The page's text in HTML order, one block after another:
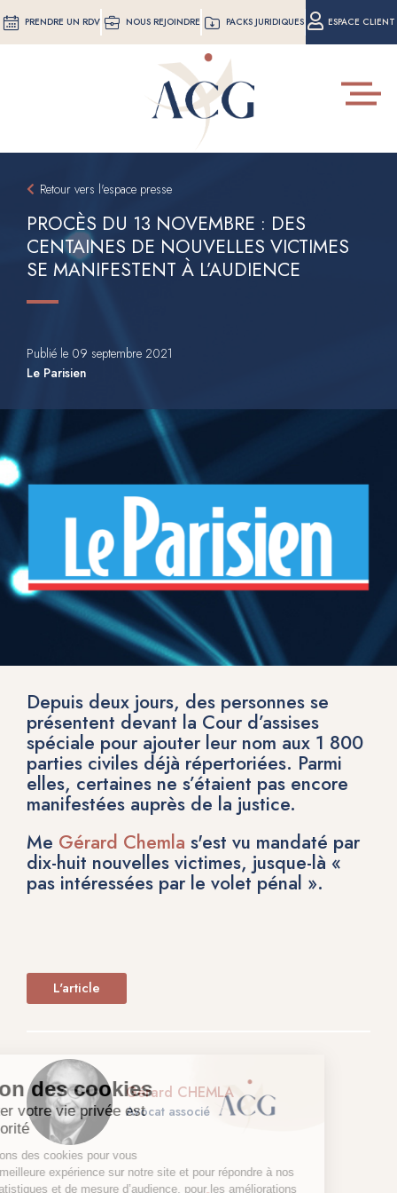
Aller
au
PRENDRE UN RDV NOUS REJOINDRE PACKS JURIDIQUES ESPACE CLIENT
Toggle
Retour vers l'espace presse
PROCÈS DU 13 NOVEMBRE : DES
CENTAINES DE NOUVELLES VICTIMES
SE MANIFESTENT À L’AUDIENCE
Publié le 09 septembre 2021
Le Parisien
Depuis deux jours, des personnes se
présentent devant la Cour d’assises
spéciale pour ajouter leur nom aux 1 800
parties civiles déjà répertoriées. Parmi
elles, certaines ne s’étaient pas encore
manifestées auprès de la justice.
Me Gérard Chemla s'est vu mandaté par
dix-huit nouvelles victimes, jusque-là «
pas intéressées par le volet pénal ».
L'article
Gérard CHEMLA
Avocat associé